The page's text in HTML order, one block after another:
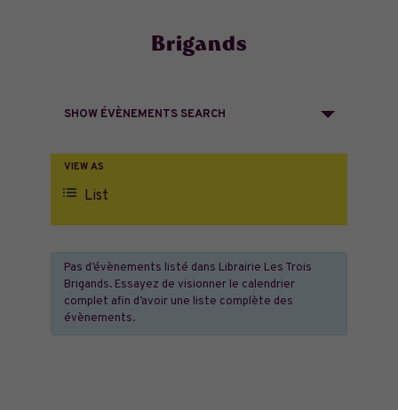
Brigands
Recherche
et
navigation
de
vues
Évènements
SHOW ÉVÈNEMENTS SEARCH
Navigation
de
vues
Évènement
VIEW AS
List
Pas d’évènements listé dans Librairie Les Trois
Brigands. Essayez de visionner le calendrier
complet afin d’avoir une liste complète des
évènements.